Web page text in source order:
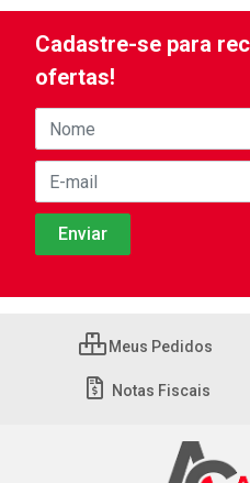
Cadastre-se para
ofertas!
Meus Pedidos
Notas Fiscais